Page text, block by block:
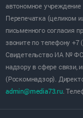
автономное
Перепечатка (целиком
письменного согласия
звоните по телефону +7
Свидетельство ИА № ФС
надзору в сфере
(Роскомнадзор).
admin@media73.ru.